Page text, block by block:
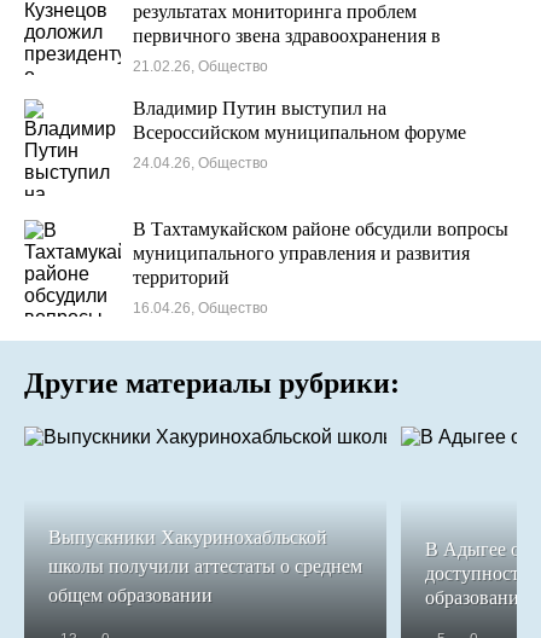
результатах мониторинга проблем
первичного звена здравоохранения в
регионах России
21.02.26, Общество
Владимир Путин выступил на
Всероссийском муниципальном форуме
24.04.26, Общество
В Тахтамукайском районе обсудили вопросы
муниципального управления и развития
территорий
16.04.26, Общество
Другие материалы рубрики:
Выпускники Хакуринохабльской
школы получили аттестаты о среднем
общем образовании
В Адыгее
доступность
образования